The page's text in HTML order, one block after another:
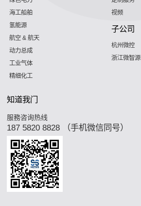
海工船舶
氢能源
航空 & 航天
动力总成
工业气体
精细化工
视频
子公司
杭州微控
浙江微智源
知道我门
服務咨询热线
187 5820 8828 （手机微信同号）